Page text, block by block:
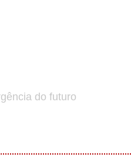
do futuro